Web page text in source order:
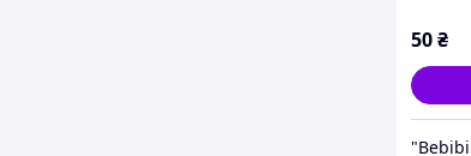
50₴